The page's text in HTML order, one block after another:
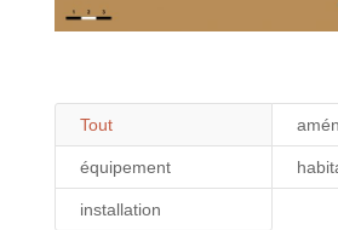
Tout
équipement
installation